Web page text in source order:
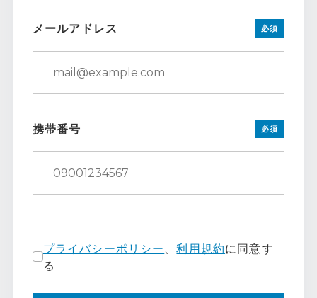
メールアドレス 必須
携帯番号 必須
プライバシーポリシー 、利用規約に同意す
る